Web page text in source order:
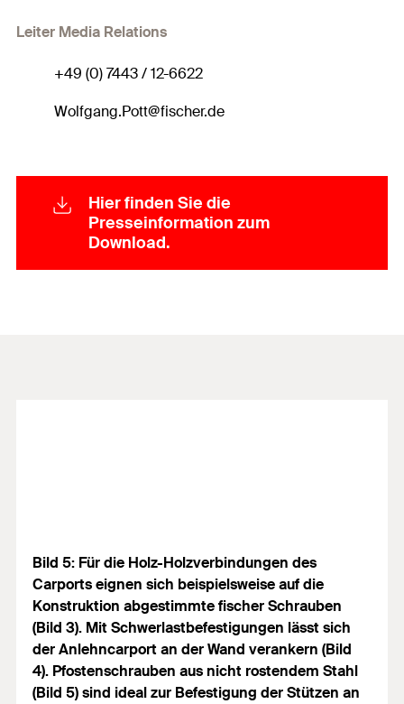
Leiter Media Relations
+49 (0) 7443 / 12-6622
Wolfgang.Pott@fischer.de
Hier finden Sie die
Presseinformation zum
Download.
Bild 5: Für die Holz-Holzverbindungen des
Carports eignen sich beispielsweise auf die
Konstruktion abgestimmte fischer Schrauben
(Bild 3). Mit Schwerlastbefestigungen lässt sich
der Anlehncarport an der Wand verankern (Bild
4). Pfostenschrauben aus nicht rostendem Stahl
(Bild 5) sind ideal zur Befestigung der Stützen an